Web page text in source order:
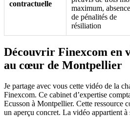
contractuelle
maximum, absence
de pénalités de
résiliation
Découvrir Finexcom en
au cœur de Montpellier
Je partage avec vous cette vidéo de la
Finexcom. Ce cabinet d’expertise
Ecusson à Montpellier. Cette ressource
un aperçu concret. La vidéo appartient